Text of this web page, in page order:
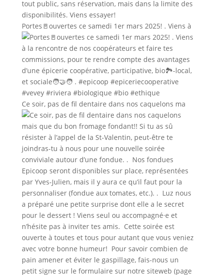
Portes🚪ouvertes ce samedi 1er mars 2025! . Viens à
Ce soir, pas de fil dentaire dans nos caquelons ma